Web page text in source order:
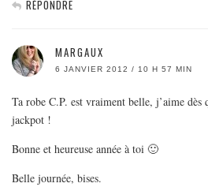
RÉPONDRE
MARGAUX
6 JANVIER 2012 / 10 H 57 MIN
Ta robe C.P. est vraiment belle, j’aime dès
jackpot !
Bonne et heureuse année à toi 🙂
Belle journée, bises.